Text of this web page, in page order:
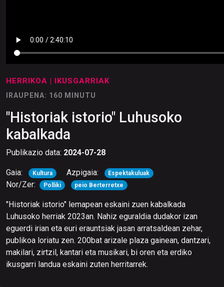
HERRIKOA | IKUSGARRIAK
IRAUPENA: 160 MINUTU
"Historiak istorio" Luhusoko
kabalkada
Publikazio data: 2024-07-28
Gaia: Kultura Azpigaia: Espektakuluak
Nor/Zer: Polliki peio Berterretxe
"Historiak istorio" lemapean eskaini zuen kabalkada
Luhusoko herriak 2023an. Nahiz eguraldia dudakor izan
eguerdi irian eta euri erauntsiak jasan arratsaldean zehar,
publikoa loriatu zen. 200bat arizale plaza gainean, dantzari,
makilari, zirtzil, kantari eta musikari, bi oren eta erdiko
ikusgarri landua eskaini zuten herritarrek.